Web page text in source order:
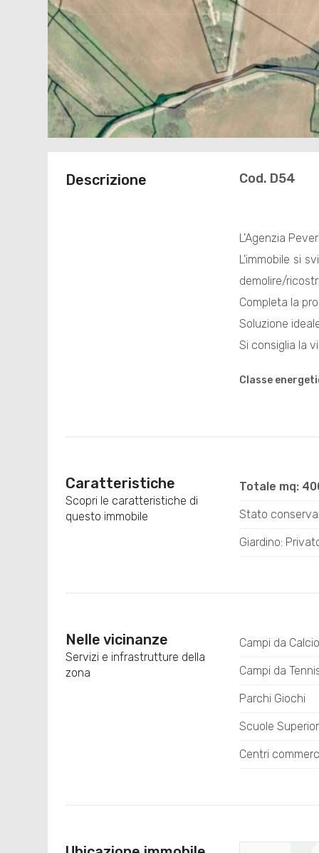
Descrizione Cod. D54
L'Agenzia
L'immobile si
demolire/
Completa la
Soluzione
Si consiglia la
Classe
Caratteristiche
Scopri le caratteristiche di
questo immobile
Totale mq:
Stato
Giardino:
Nelle vicinanze
Servizi e infrastrutture della
zona
Campi da Calcio
Campi da
Parchi Giochi
Scuole
Centri